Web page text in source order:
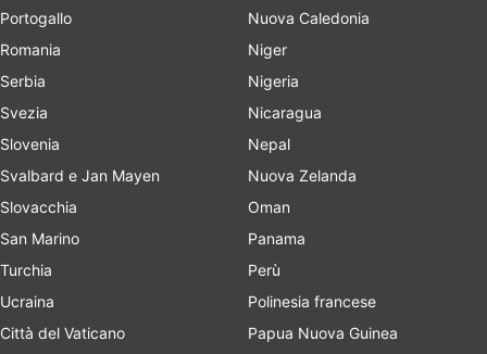
Portogallo
Romania
Serbia
Svezia
Slovenia
Svalbard e Jan Mayen
Slovacchia
San Marino
Turchia
Ucraina
Città del Vaticano
Nuova Caledonia
Niger
Nigeria
Nicaragua
Nepal
Nuova Zelanda
Oman
Panama
Perù
Polinesia francese
Papua Nuova Guinea